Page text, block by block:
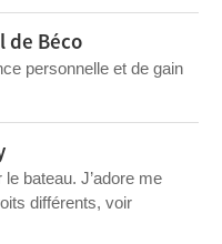
de Béco
personnelle et de gain
bateau. J’adore me
différents, voir